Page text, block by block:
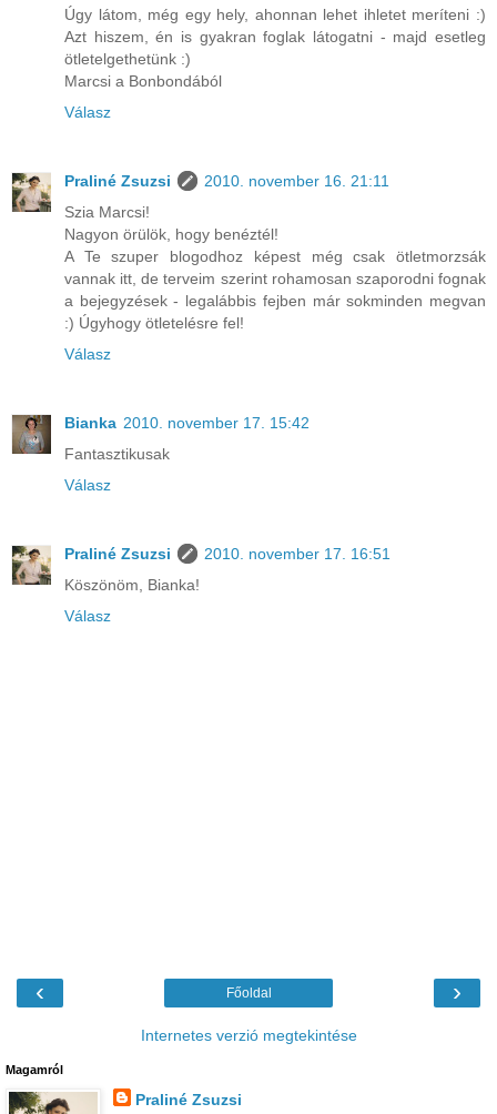
Úgy látom, még egy hely, ahonnan lehet ihletet meríteni :)
Azt hiszem, én is gyakran foglak látogatni - majd esetleg
ötletelgethetünk :)
Marcsi a Bonbondából
Válasz
Praliné Zsuzsi
2010. november 16. 21:11
Szia Marcsi!
Nagyon örülök, hogy benéztél!
A Te szuper blogodhoz képest még csak ötletmorzsák
vannak itt, de terveim szerint rohamosan szaporodni fognak
a bejegyzések - legalábbis fejben már sokminden megvan
:) Úgyhogy ötletelésre fel!
Válasz
Bianka 2010. november 17. 15:42
Fantasztikusak
Válasz
Praliné Zsuzsi
2010. november 17. 16:51
Köszönöm, Bianka!
Válasz
‹ ›
Főoldal
Internetes verzió megtekintése
Magamról
Praliné Zsuzsi